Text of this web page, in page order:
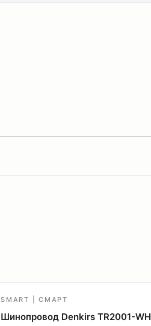
SMART | СМАРТ
Шинопровод Denkirs TR2001-WH